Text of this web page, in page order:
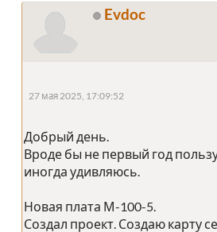
Evdoc
27 мая 2025, 17:09:52
Добрый день.
Вроде бы не первый год
иногда удивляюсь.
Новая плата М-100-5.
Создал проект. Создаю карту